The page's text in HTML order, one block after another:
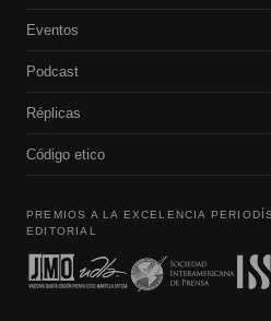
Eventos
Podcast
Réplicas
Código etico
PREMIOS A LA EXCELENCIA
EDITORIAL